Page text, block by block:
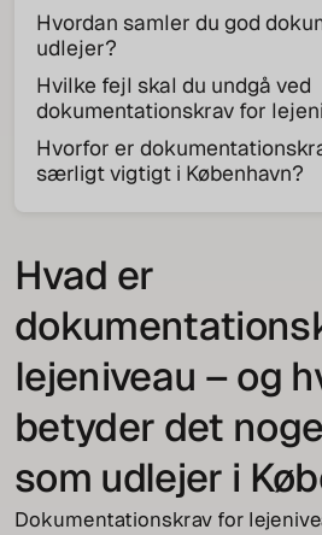
Hvordan samler du god
udlejer?
Hvilke fejl skal du undgå ved
dokumentationskrav for
Hvorfor er
særligt vigtigt i København?
Hvad er
lejeniveau – og
betyder det
som udlejer i
Dokumentationskrav for